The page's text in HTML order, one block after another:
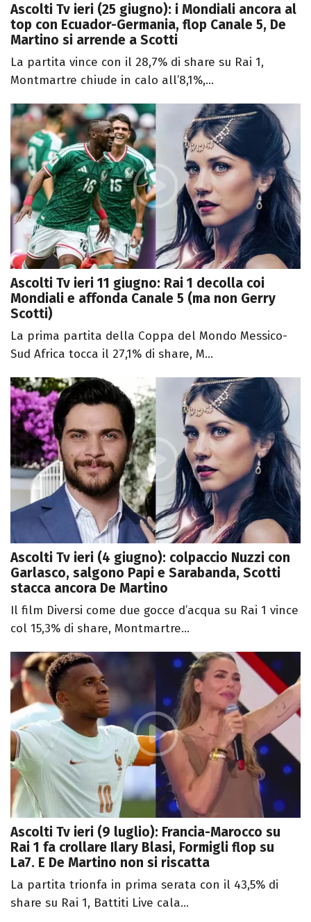
Ascolti Tv ieri (25 giugno): i Mondiali ancora al
top con Ecuador-Germania, flop Canale 5, De
Martino si arrende a Scotti
La partita vince con il 28,7% di share su Rai 1,
Montmartre chiude in calo all’8,1%,...
Ascolti Tv ieri 11 giugno: Rai 1 decolla coi
Mondiali e affonda Canale 5 (ma non Gerry
Scotti)
La prima partita della Coppa del Mondo Messico-
Sud Africa tocca il 27,1% di share, M...
Ascolti Tv ieri (4 giugno): colpaccio Nuzzi con
Garlasco, salgono Papi e Sarabanda, Scotti
stacca ancora De Martino
Il film Diversi come due gocce d’acqua su Rai 1 vince
col 15,3% di share, Montmartre...
Ascolti Tv ieri (9 luglio): Francia-Marocco su
Rai 1 fa crollare Ilary Blasi, Formigli flop su
La7. E De Martino non si riscatta
La partita trionfa in prima serata con il 43,5% di
share su Rai 1, Battiti Live cala...